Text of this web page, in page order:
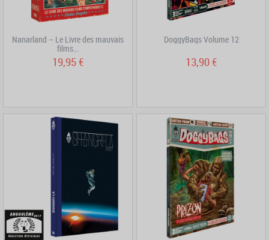
Nanarland – Le Livre des mauvais
films...
19,95 €
DoggyBags Volume 12
13,90 €